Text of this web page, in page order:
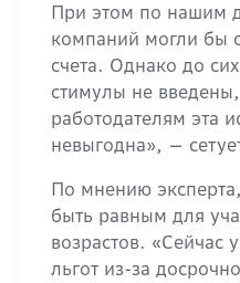
При этом по нашим
компаний могли бы
счета. Однако до
стимулы не
работодателям эта
невыгодна», —
По мнению
быть равным для
возрастов. «Сейчас
льгот из-за